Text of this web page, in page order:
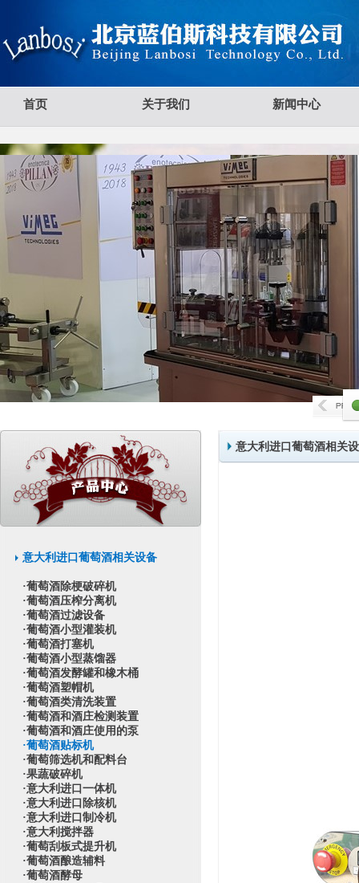
首页 关于我们 新闻中心
意大利进口葡萄酒相关设备
·葡萄酒除梗破碎机
·葡萄酒压榨分离机
·葡萄酒过滤设备
·葡萄酒小型灌装机
·葡萄酒打塞机
·葡萄酒小型蒸馏器
·葡萄酒发酵罐和橡木桶
·葡萄酒塑帽机
·葡萄酒类清洗装置
·葡萄酒和酒庄检测装置
·葡萄酒和酒庄使用的泵
·葡萄酒贴标机
·葡萄筛选机和配料台
·果蔬破碎机
·意大利进口一体机
·意大利进口除核机
·意大利进口制冷机
·意大利搅拌器
·葡萄刮板式提升机
·葡萄酒酿造辅料
·葡萄酒酵母
意大利进口葡萄酒相关